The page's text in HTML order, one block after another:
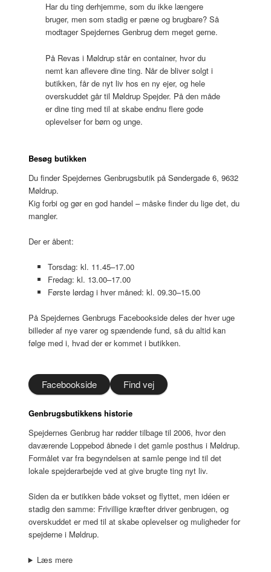
Har du ting derhjemme, som du ikke længere
bruger, men som stadig er pæne og brugbare? Så
modtager Spejdernes Genbrug dem meget gerne.
På Revas i Møldrup står en container, hvor du
nemt kan aflevere dine ting. Når de bliver solgt i
butikken, får de nyt liv hos en ny ejer, og hele
overskuddet går til Møldrup Spejder. På den måde
er dine ting med til at skabe endnu flere gode
oplevelser for børn og unge.
Besøg butikken
Du finder Spejdernes Genbrugsbutik på Søndergade 6, 9632
Møldrup.
Kig forbi og gør en god handel – måske finder du lige det, du
mangler.
Der er åbent:
Torsdag: kl. 11.45–17.00
Fredag: kl. 13.00–17.00
Første lørdag i hver måned: kl. 09.30–15.00
På Spejdernes Genbrugs Facebookside deles der hver uge
billeder af nye varer og spændende fund, så du altid kan
følge med i, hvad der er kommet i butikken.
Facebookside Find vej
Genbrugsbutikkens historie
Spejdernes Genbrug har rødder tilbage til 2006, hvor den
daværende Loppebod åbnede i det gamle posthus i Møldrup.
Formålet var fra begyndelsen at samle penge ind til det
lokale spejderarbejde ved at give brugte ting nyt liv.
Siden da er butikken både vokset og flyttet, men idéen er
stadig den samme: Frivillige kræfter driver genbrugen, og
overskuddet er med til at skabe oplevelser og muligheder for
spejderne i Møldrup.
Læs mere